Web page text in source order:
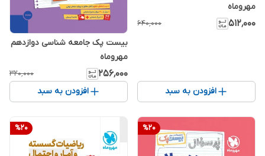
مهروماه
۵۱۲٬۰۰۰ ۶۴۰٬۰۰۰
افزودن به سبد
بیست پک جامعه‌ شناسی دوازدهم
مهروماه
۲۵۶٬۰۰۰ ۳۲۰٬۰۰۰
افزودن به سبد
%20
%20